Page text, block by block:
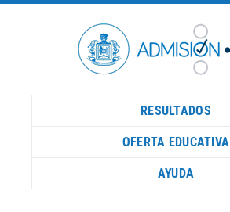
RESULTADOS
OFERTA EDUCATIVA
AYUDA